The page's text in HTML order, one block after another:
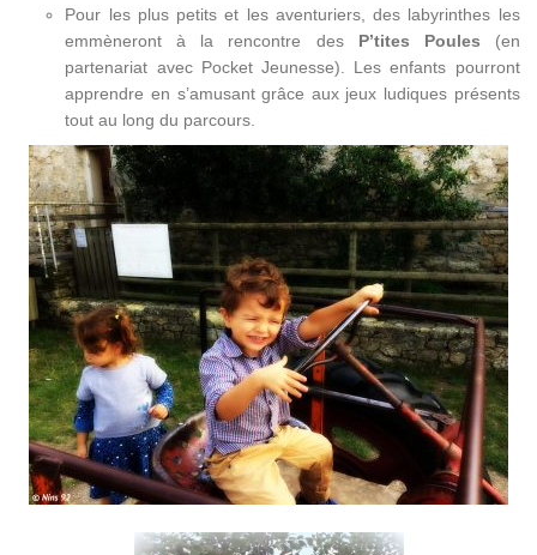
Pour les plus petits et les aventuriers, des labyrinthes les
emmèneront à la rencontre des P’tites Poules (en
partenariat avec Pocket Jeunesse). Les enfants pourront
apprendre en s’amusant grâce aux jeux ludiques présents
tout au long du parcours.